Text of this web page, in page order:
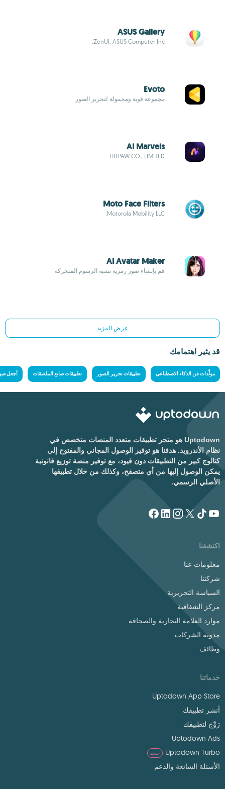
ASUS Gallery
ZenUI, ASUS Computer Inc.
Evoto
مجموعة قوية ومحمولة لتحرير الصور
AI Marvels
HITPAW CO., LIMITED
Moto Face Filters
Motorola Mobility LLC.
AI Avatar Maker
قم بإنشاء صور رمزية تشبه الرسوم المتحركة
عرض المزيد
قد يثير اهتمامك
مولِّدات فن الذكاء الاصطناعي تطبيقات تحرير الصور تطبيقات صانع الملصقات أجعل
Uptodown هو متجر تطبيقات متعدد المنصات متخصص في
نظام الأندرويد. هدفنا هو توفير الوصول المجاني والمفتوح إلى
كتالوج كبير من التطبيقات دون قيود، مع توفير منصة توزيع قانونية
يمكن الوصول إليها من أي متصفح، وكذلك من خلال تطبيقها
الأصلي الرسمي.
اكتشفنا
معلومات عنا
شركتنا
السياسة التحريرية
مركز الشفافية
موارد العلامة التجارية والصحافة
مدونة الشركات
وظائف
خدماتنا
Uptodown App Store
أنشر تطبيقك
رَوِّج لتطبيقك
Uptodown Ads
Uptodown Turbo
جديد
الأسئلة الشائعة والدعم